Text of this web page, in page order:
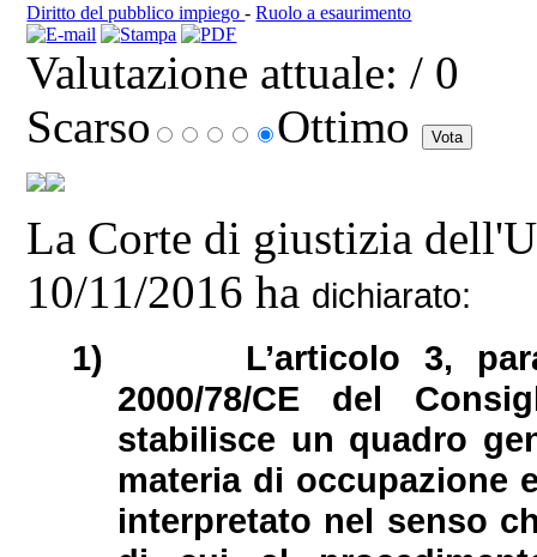
Diritto del pubblico impiego-Ruolo a esaurimento
Valutazione attuale: / 0
Scarso
Ottimo
La Corte di giustizia
10/11/2016 ha dichiarato:
1) L’articolo 3,
2000/78/CE del
stabilisce un quadro
materia di occupazione
interpretato nel senso